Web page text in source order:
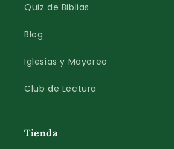
Quiz de Biblias
Blog
Iglesias y Mayoreo
Club de Lectura
Tienda